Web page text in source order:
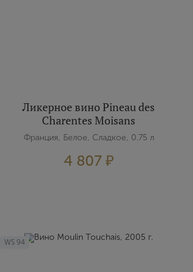
Ликерное вино Pineau des
Charentes Moisans
Франция, Белое, Сладкое, 0.75 л
4 807 ₽
WS 94